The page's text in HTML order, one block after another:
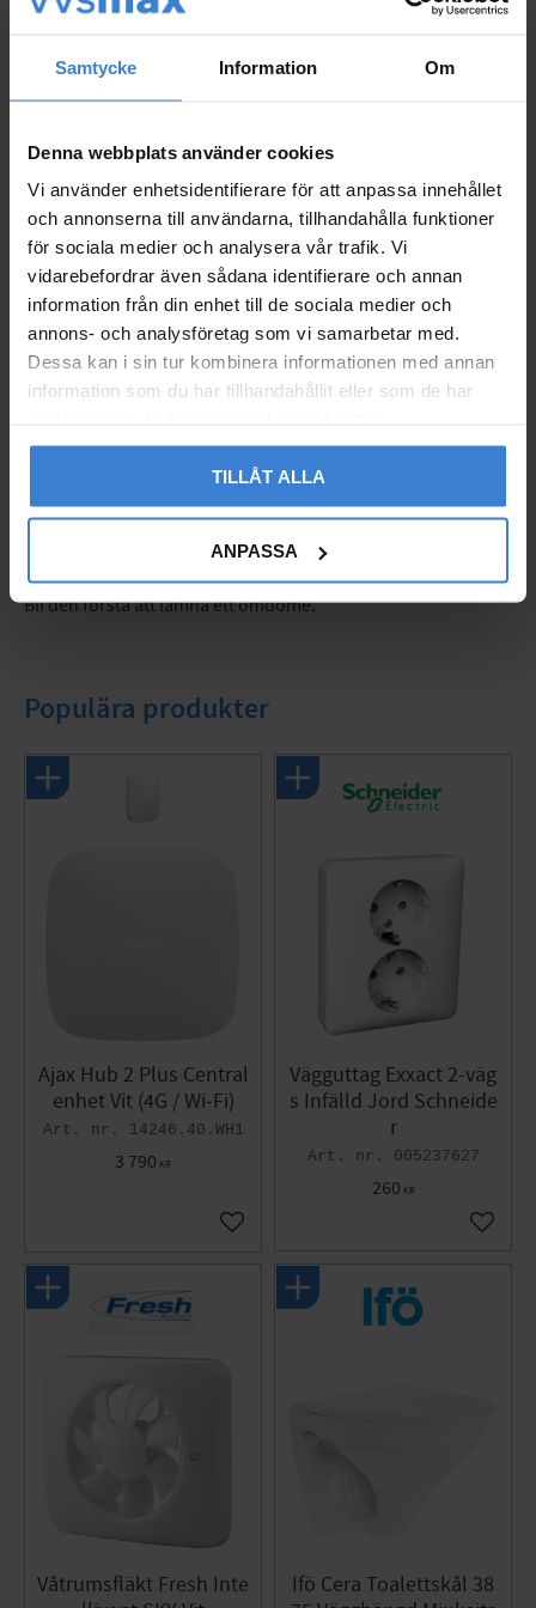
Samtycke Information Om
Denna webbplats använder cookies
Vi använder enhetsidentifierare för att anpassa innehållet
och annonserna till användarna, tillhandahålla funktioner
för sociala medier och analysera vår trafik. Vi
vidarebefordrar även sådana identifierare och annan
information från din enhet till de sociala medier och
annons- och analysföretag som vi samarbetar med.
Dessa kan i sin tur kombinera informationen med annan
information som du har tillhandahållit eller som de har
TILLÅT ALLA
ANPASSA
Omdömen
Du
Bli den första att lämna ett omdöme.
Mutter M6M KL8 FZB M
005245027
36KR
47 KR
Lägg till i favoriter
127KR
Populära produkter
Ajax Hub 2 Plus Central
enhet Vit (4G / Wi-Fi)
14246.40.WH1
3 790 KR
Lägg till i favoriter
Vägguttag Exxact 2-väg
s Infälld Jord Schneide
r
005237627
260 KR
Lägg
Våtrumsfläkt Fresh Inte
Ifö Cera Toalettskål 38